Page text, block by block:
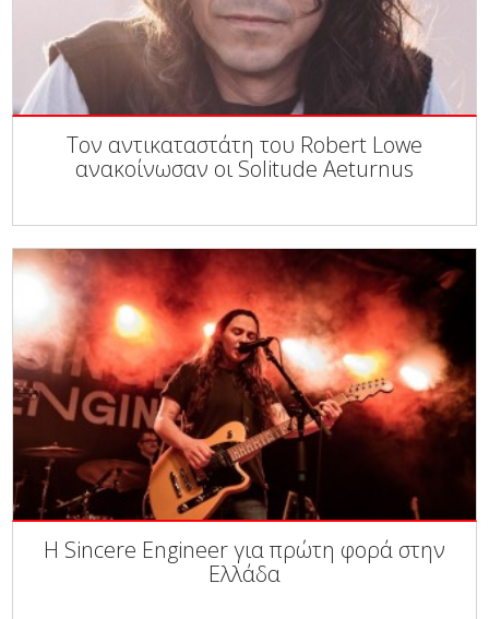
Τον αντικαταστάτη του Robert Lowe
ανακοίνωσαν οι Solitude Aeturnus
Η Sincere Engineer για πρώτη φορά στην
Ελλάδα